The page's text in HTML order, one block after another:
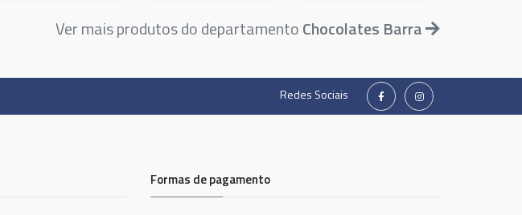
Ver mais produtos do departamentoChocolates Barra
Redes Sociais
Formas de pagamento